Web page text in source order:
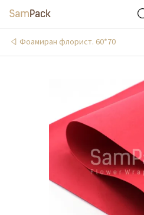
Фоамиран флорист. 60*70